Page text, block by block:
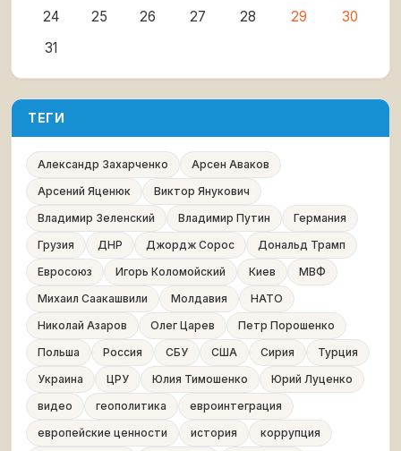
24
25 26 27 28 29
30
31
ТЕГИ
Александр Захарченко
Арсен Аваков
Арсений Яценюк
Виктор Янукович
Владимир Зеленский
Владимир Путин
Германия
Грузия
ДНР Джордж Сорос
Дональд Трамп
Евросоюз
Игорь Коломойский Киев
МВФ
Михаил Саакашвили
Молдавия
НАТО
Николай Азаров
Олег Царев
Петр Порошенко
Польша
Россия СБУ США Сирия
Турция
Украина
ЦРУ Юлия Тимошенко
Юрий Луценко
видео
геополитика
евроинтеграция
европейские ценности
история
коррупция